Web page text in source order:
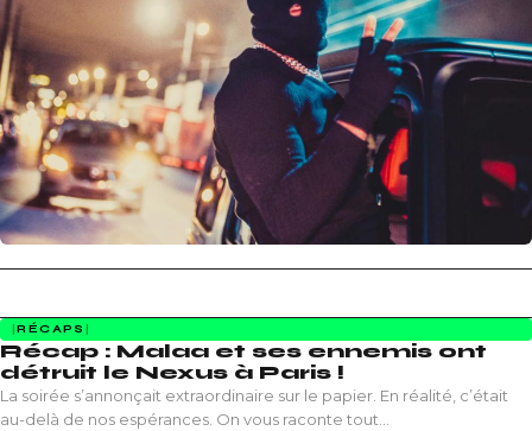
RÉCAPS
Récap : Malaa et ses ennemis ont
détruit le Nexus à Paris !
La soirée s’annonçait extraordinaire sur le papier. En réalité, c’était
au-delà de nos espérances. On vous raconte tout…